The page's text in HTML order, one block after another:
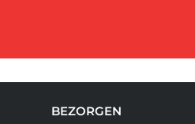
BEZORGEN